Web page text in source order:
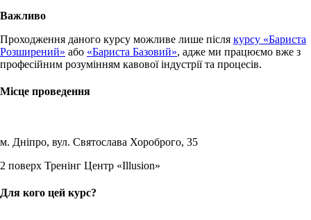
Важливо
Проходження даного курсу можливе лише після курсу «Бариста
Розширений» або «Бариста Базовий», адже ми працюємо вже з
професійним розумінням кавової індустрії та процесів.
Місце проведення
м. Дніпро, вул. Святослава Хороброго, 35
2 поверх Тренінг Центр «Illusion»
Для кого цей курс?